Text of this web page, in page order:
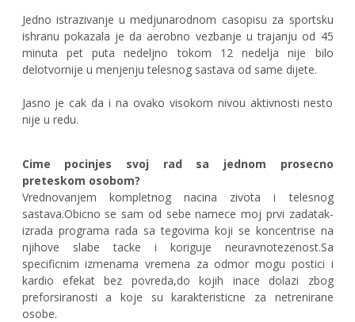
Jedno istrazivanje u medjunarodnom casopisu za sportsku
ishranu pokazala je da aerobno vezbanje u trajanju od 45
minuta pet puta nedeljno tokom 12 nedelja nije bilo
delotvornije u menjenju telesnog sastava od same dijete.
Jasno je cak da i na ovako visokom nivou aktivnosti nesto
nije u redu.
Cime pocinjes svoj rad sa jednom prosecno
preteskom osobom?
Vrednovanjem kompletnog nacina zivota i telesnog
sastava.Obicno se sam od sebe namece moj prvi zadatak-
izrada programa rada sa tegovima koji se koncentrise na
njihove slabe tacke i koriguje neuravnotezenost.Sa
specificnim izmenama vremena za odmor mogu postici i
kardio efekat bez povreda,do kojih inace dolazi zbog
preforsiranosti a koje su karakteristicne za netrenirane
osobe.